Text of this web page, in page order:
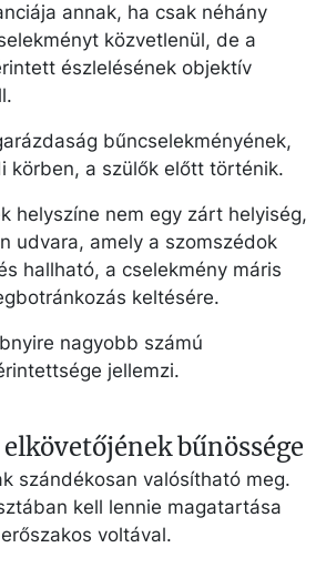
annak, ha csak néhány
közvetlenül, de a
észlelésének objektív
bűncselekményének,
körben, a szülők előtt történik.
helyszíne nem egy zárt helyiség,
udvara, amely a szomszédok
hallható, a cselekmény máris
keltésére.
nagyobb számú
jellemzi.
elkövetőjének bűnössége
szándékosan valósítható meg.
kell lennie magatartása
voltával.